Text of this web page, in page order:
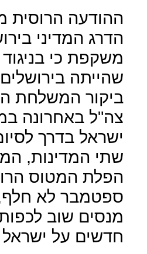
ההודעה הרוסית
הדרג המדיני
משקפת כי
שהייתה
ביקור המשלחת
צה"ל באחרונה
ישראל בדרך
שתי המדינות,
הפלת המטוס
ספטמבר לא
מנסים שוב
חדשים על ישראל